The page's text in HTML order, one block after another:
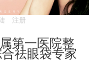
注册
第一医院整
祛眼袋专家